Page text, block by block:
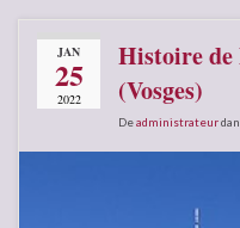
JAN
25
2022
Histoire de
(Vosges)
Deadministrateur